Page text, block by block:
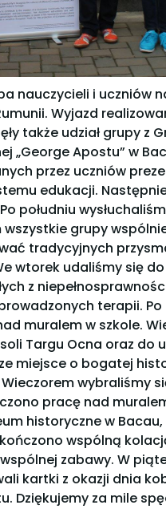
nauczycieli i uczniów
Wyjazd
także udział grupy z
„George Apostu” w
przez uczniów
edukacji.
południu
wszystkie grupy
tradycyjnych
wtorek udaliśmy się
z
terapii.
muralem w szkole.
Targu Ocna oraz do
miejsce o bogatej
wybraliśmy
pracę nad
historyczne w
wspólną
zabawy. W
kartki z okazji dnia
Dziękujemy za mile